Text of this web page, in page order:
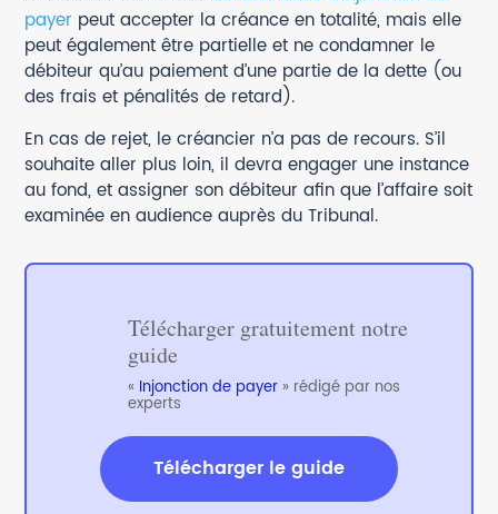
payer peut accepter la créance en totalité, mais elle
peut également être partielle et ne condamner le
débiteur qu’au paiement d’une partie de la dette (ou
des frais et pénalités de retard).
En cas de rejet, le créancier n’a pas de recours. S’il
souhaite aller plus loin, il devra engager une instance
au fond, et assigner son débiteur afin que l’affaire soit
examinée en audience auprès du Tribunal.
Télécharger gratuitement notre
guide
« Injonction de payer» rédigé par nos
experts
Télécharger le guide